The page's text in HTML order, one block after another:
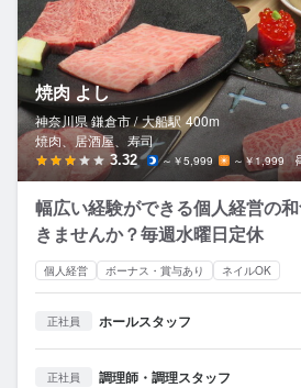
焼肉 よし
神奈川県 鎌倉市 / 大船駅 400m
焼肉、居酒屋、寿司
3.32 ～￥5,999 ～￥1,999
幅広い経験ができる個人経営の
きませんか？毎週水曜日定休
個人経営 ボーナス・賞与あり ネイルOK
正社員 ホールスタッフ
正社員 調理師・調理スタッフ